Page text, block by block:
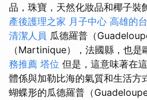
品，珠寶，天然化妝品和椰子裝
產後護理之家 月子中心 高雄的
清潔人員 瓜德羅普（
（Martinique），法國縣，也是
務推薦 塔位 但是，這意味著在
體係與加勒比海的氣質和生活方
蝴蝶形的瓜德羅普（